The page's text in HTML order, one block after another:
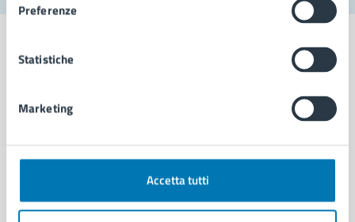
Preferenze
Statistiche
Marketing
Accetta tutti
Comune di Napoli
Municipalità